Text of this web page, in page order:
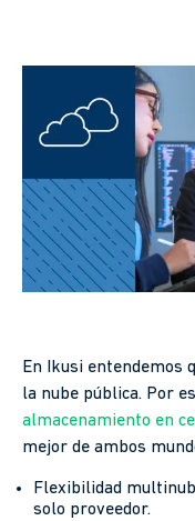
En Ikusi entendemos
la nube pública. Por
almacenamiento en
mejor de ambos
Flexibilidad
solo proveedor.